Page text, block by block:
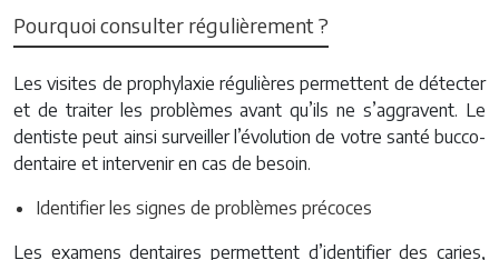
Pourquoi consulter régulièrement ?
Les visites de prophylaxie régulières permettent de détecter
et de traiter les problèmes avant qu’ils ne s’aggravent. Le
dentiste peut ainsi surveiller l’évolution de votre santé bucco-
dentaire et intervenir en cas de besoin.
Identifier les signes de problèmes précoces
Les examens dentaires permettent d’identifier des caries,